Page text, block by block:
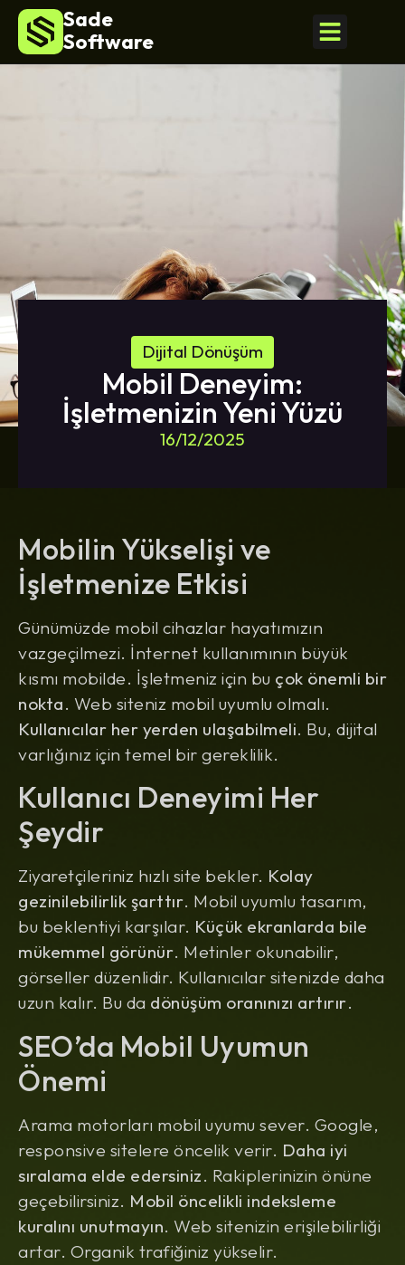
Sade
Software
Dijital Dönüşüm
Mobil Deneyim:
İşletmenizin Yeni Yüzü
16/12/2025
Mobilin Yükselişi ve
İşletmenize Etkisi
Günümüzde mobil cihazlar hayatımızın
vazgeçilmezi. İnternet kullanımının büyük
kısmı mobilde. İşletmeniz için bu çok önemli bir
nokta. Web siteniz mobil uyumlu olmalı.
Kullanıcılar her yerden ulaşabilmeli. Bu, dijital
varlığınız için temel bir gereklilik.
Kullanıcı Deneyimi Her
Şeydir
Ziyaretçileriniz hızlı site bekler. Kolay
gezinilebilirlik şarttır. Mobil uyumlu tasarım,
bu beklentiyi karşılar. Küçük ekranlarda bile
mükemmel görünür. Metinler okunabilir,
görseller düzenlidir. Kullanıcılar sitenizde daha
uzun kalır. Bu da dönüşüm oranınızı artırır.
SEO’da Mobil Uyumun
Önemi
Arama motorları mobil uyumu sever. Google,
responsive sitelere öncelik verir. Daha iyi
sıralama elde edersiniz. Rakiplerinizin önüne
geçebilirsiniz. Mobil öncelikli indeksleme
kuralını unutmayın. Web sitenizin erişilebilirliği
artar. Organik trafiğiniz yükselir.